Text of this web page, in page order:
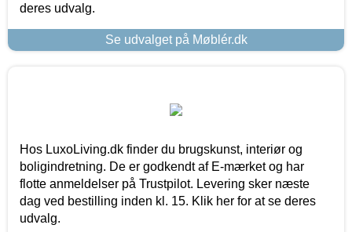
deres udvalg.
Se udvalget på Møblér.dk
Hos LuxoLiving.dk finder du brugskunst, interiør og
boligindretning. De er godkendt af E-mærket og har
flotte anmeldelser på Trustpilot. Levering sker næste
dag ved bestilling inden kl. 15. Klik her for at se deres
udvalg.